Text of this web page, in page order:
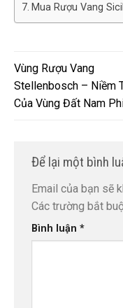
Mua Rượu Vang
Vùng Rượu Vang
Stellenbosch – Niềm
Của Vùng Đất Nam
Để lại một bình
Email của bạn sẽ
Các trường bắt
Bình luận *